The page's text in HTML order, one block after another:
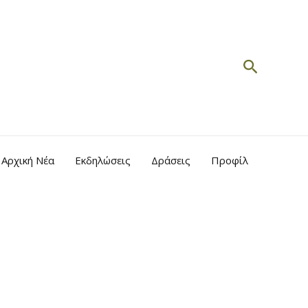
Search
Αρχική Νέα Εκδηλώσεις Δράσεις Προφίλ